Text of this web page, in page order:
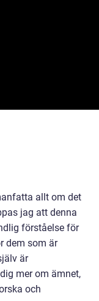
allt om det
jag att denna
förståelse för
dem som är
är
mer om ämnet,
och